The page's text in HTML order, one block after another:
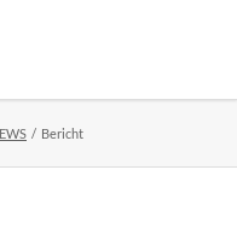
Bericht